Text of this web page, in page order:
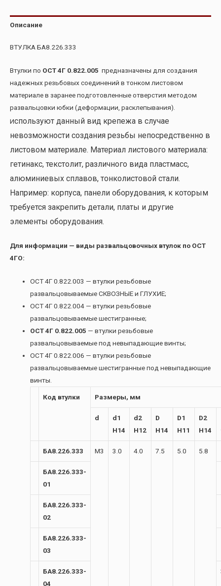
Описание
ВТУЛКА БА8.226.333
Втулки по ОСТ 4Г 0.822.005 предназначены для создания
надежных резьбовых соединений в тонком листовом
материале в заранее подготовленные отверстия методом
развальцовки юбки (деформации, расклепывания).
Используют данный вид крепежа в случае
невозможности создания резьбы непосредственно в
листовом материале. Материал листового материала:
гетинакс, текстолит, различного вида пластмасс,
алюминиевых сплавов, тонколистовой стали.
Например: корпуса, панели оборудования, к которым
требуется закрепить детали, платы и другие
элементы оборудования.
Для информации — виды развальцовочных втулок по ОСТ
4ГО:
ОСТ 4Г 0.822.003 — втулки резьбовые
развальцовываемые СКВОЗНЫЕ и ГЛУХИЕ;
ОСТ 4Г 0.822.004 — втулки резьбовые
развальцовываемые шестигранные;
ОСТ 4Г 0.822.005 — втулки резьбовые
развальцовываемые под невыпадающие винты;
ОСТ 4Г 0.822.006 — втулки резьбовые
развальцовываемые шестигранные под невыпадающие
винты.
Код втулки Размеры, мм
d
d1
H14
d2
H12
D
H14
D1
H11
D2
H14
БА8.226.333 М3 3.0 4.0 7.5 5.0 5.8
БА8.226.333-
01
БА8.226.333-
02
БА8.226.333-
03
БА8.226.333-
04